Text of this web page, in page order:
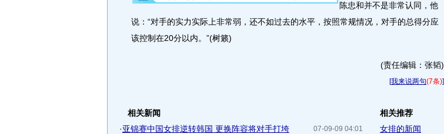
陈忠和并不是非常认同，他
说：“对手的实力实际上非常弱，还不如过去的水平，按照常规情况，对手的总得分应
该控制在20分以内。”(树籁)
(责任编辑：张韬)
[我来说两句(7条)]
相关新闻
07-09-09 04:01
·亚锦赛中国女排逆转韩国 更换阵容将对手打垮
相关推荐
女排的新闻